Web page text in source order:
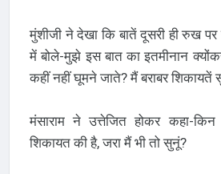
मुंशीजी ने देखा कि बातें दूसरी ही रुख पर
में बोले-मुझे इस बात का इतमीनान
कहीं नहीं घूमने जाते? मैं बराबर शिकायतें
मंसाराम ने उत्तेजित होकर कहा-
शिकायत की है, जरा मैं भी तो सुनूं?